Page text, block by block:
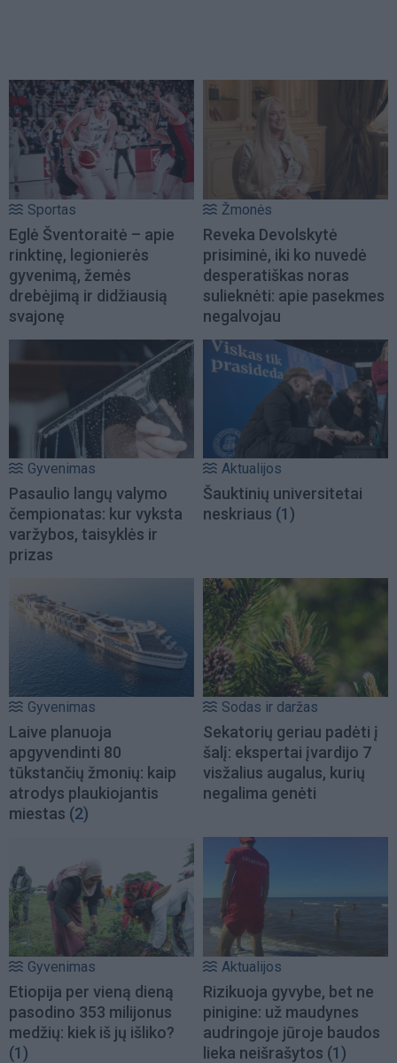
Sportas
Eglė Šventoraitė – apie
rinktinę, legionierės
gyvenimą, žemės
drebėjimą ir didžiausią
svajonę
Žmonės
Reveka Devolskytė
prisiminė, iki ko nuvedė
desperatiškas noras
sulieknėti: apie pasekmes
negalvojau
Gyvenimas
Pasaulio langų valymo
čempionatas: kur vyksta
varžybos, taisyklės ir
prizas
Aktualijos
Šauktinių universitetai
neskriaus (1)
Gyvenimas
Laive planuoja
apgyvendinti 80
tūkstančių žmonių: kaip
atrodys plaukiojantis
miestas (2)
Sodas ir daržas
Sekatorių geriau padėti į
šalį: ekspertai įvardijo 7
visžalius augalus, kurių
negalima genėti
Gyvenimas
Etiopija per vieną dieną
pasodino 353 milijonus
medžių: kiek iš jų išliko?
(1)
Aktualijos
Rizikuoja gyvybe, bet ne
pinigine: už maudynes
audringoje jūroje baudos
lieka neišrašytos (1)